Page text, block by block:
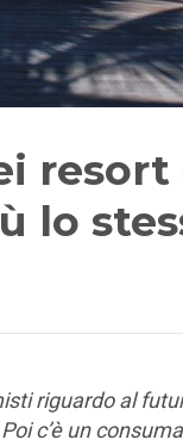
resort
lo
riguardo al
c’è un